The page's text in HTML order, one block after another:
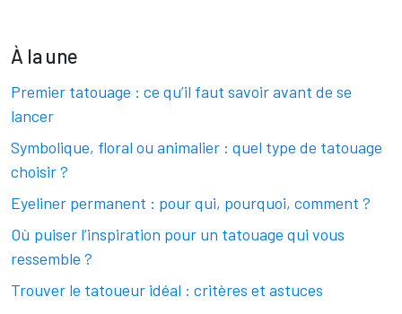
À la une
Premier tatouage : ce qu’il faut savoir avant de se
lancer
Symbolique, floral ou animalier : quel type de tatouage
choisir ?
Eyeliner permanent : pour qui, pourquoi, comment ?
Où puiser l’inspiration pour un tatouage qui vous
ressemble ?
Trouver le tatoueur idéal : critères et astuces